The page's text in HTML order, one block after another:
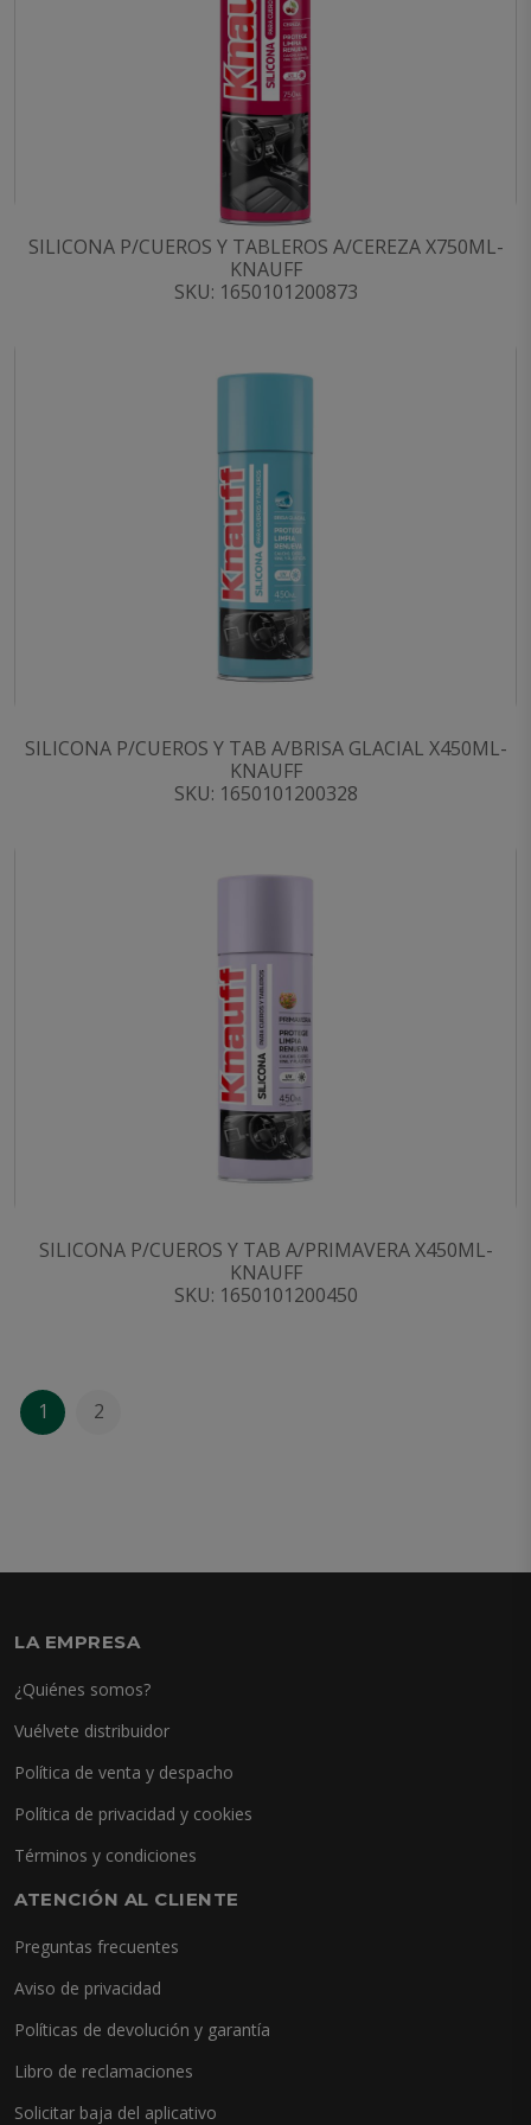
SILICONA P/CUEROS Y TABLEROS A/CEREZA X750ML-
KNAUFF
SKU: 1650101200873
SILICONA P/CUEROS Y TAB A/BRISA GLACIAL X450ML-
KNAUFF
SKU: 1650101200328
SILICONA P/CUEROS Y TAB A/PRIMAVERA X450ML-
KNAUFF
SKU: 1650101200450
1 2
LA EMPRESA
¿Quiénes somos?
Vuélvete distribuidor
Política de venta y despacho
Política de privacidad y cookies
Términos y condiciones
ATENCIÓN AL CLIENTE
Preguntas frecuentes
Aviso de privacidad
Políticas de devolución y garantía
Libro de reclamaciones
Solicitar baja del aplicativo